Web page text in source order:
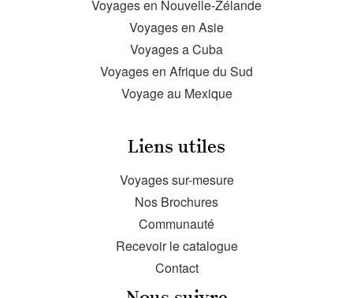
Voyages en Nouvelle-Zélande
Voyages en Asie
Voyages a Cuba
Voyages en Afrique du Sud
Voyage au Mexique
Liens utiles
Voyages sur-mesure
Nos Brochures
Communauté
Recevoir le catalogue
Contact